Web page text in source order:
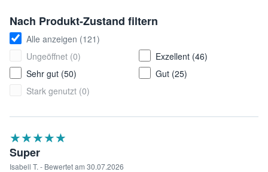
Nach Produkt-Zustand filtern
Alle anzeigen (121)
Ungeöffnet (0)
Exzellent (46)
Sehr gut (50)
Gut (25)
Stark genutzt (0)
★★★★★
☆☆☆☆☆
Super
Isabell T. - Bewertet am 30.07.2026